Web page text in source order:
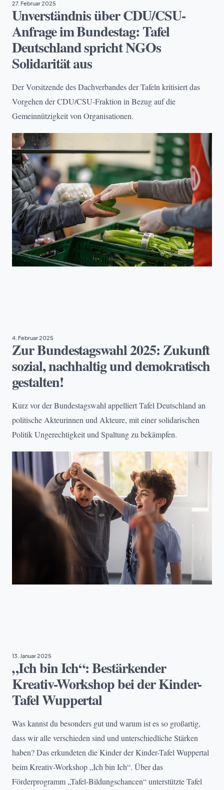
27. Februar 2025
Unverständnis über CDU/CSU-
Anfrage im Bundestag: Tafel
Deutschland spricht NGOs
Solidarität aus
Der Vorsitzende des Dachverbandes der Tafeln kritisiert das
Vorgehen der CDU/CSU-Fraktion in Bezug auf die
Gemeinnützigkeit von Organisationen.
4. Februar 2025
Zur Bundestagswahl 2025: Zukunft
sozial, nachhaltig und demokratisch
gestalten!
Kurz vor der Bundestagswahl appelliert Tafel Deutschland an
politische Akteurinnen und Akteure, mit einer solidarischen
Politik Ungerechtigkeit und Spaltung zu bekämpfen.
13. Januar 2025
„Ich bin Ich“: Bestärkender
Kreativ-Workshop bei der Kinder-
Tafel Wuppertal
Was kannst du besonders gut und warum ist es so großartig,
dass wir alle verschieden sind und unterschiedliche Stärken
haben? Das erkundeten die Kinder der Kinder-Tafel Wuppertal
beim Kreativ-Workshop „Ich bin Ich“. Über das
Förderprogramm „Tafel-Bildungschancen“ unterstützte Tafel